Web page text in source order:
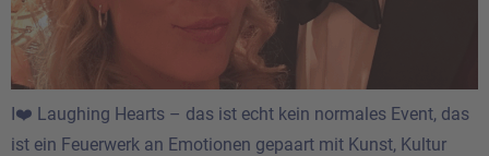
I❤️ Laughing Hearts – das ist echt kein normales Event, das
ist ein Feuerwerk an Emotionen gepaart mit Kunst, Kultur